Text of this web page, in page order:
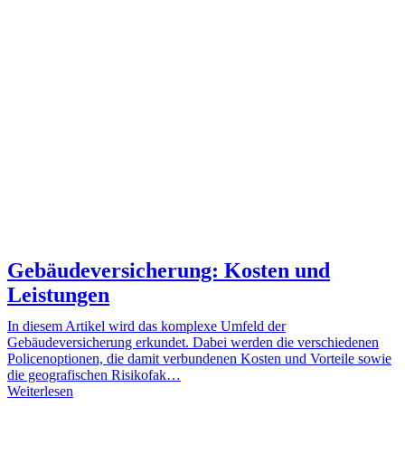
Gebäudeversicherung: Kosten und
Leistungen
In diesem Artikel wird das komplexe Umfeld der
Gebäudeversicherung erkundet. Dabei werden die verschiedenen
Policenoptionen, die damit verbundenen Kosten und Vorteile sowie
die geografischen Risikofak…
Weiterlesen